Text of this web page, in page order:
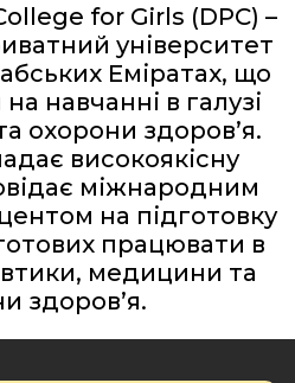
for Girls (DPC) –
університет
Еміратах, що
на навчанні в галузі
охорони здоров’я.
високоякісну
міжнародним
на підготовку
працювати в
медицини та
здоров’я.